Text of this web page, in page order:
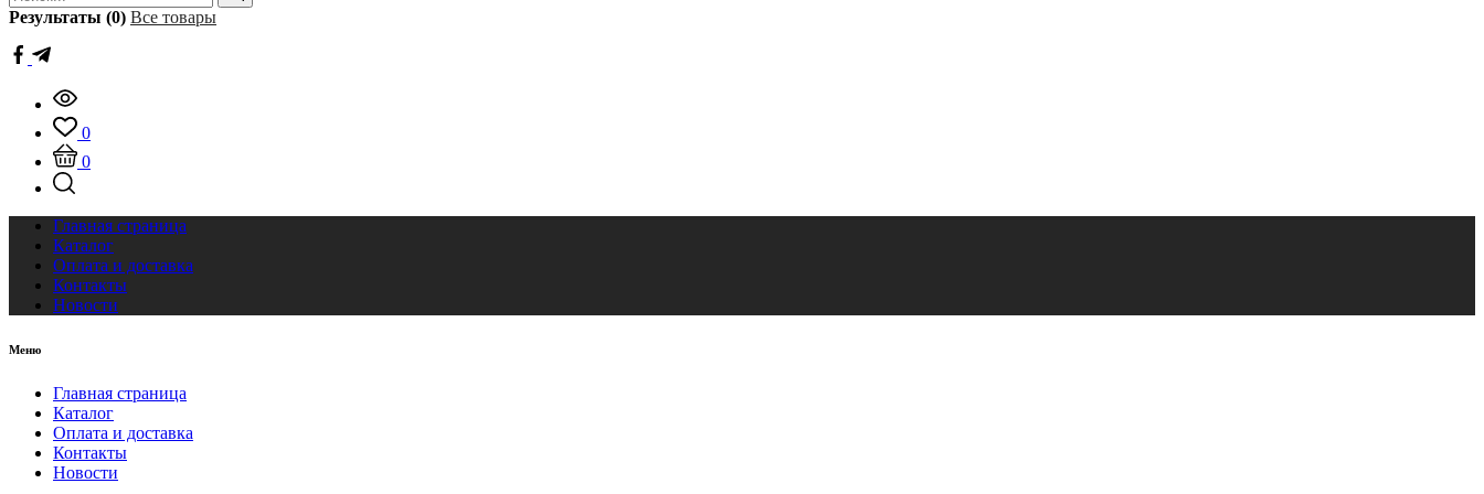
Результаты (0) Все товары
0
0
Главная страница
Каталог
Оплата и доставка
Контакты
Новости
Меню
Главная страница
Каталог
Оплата и доставка
Контакты
Новости